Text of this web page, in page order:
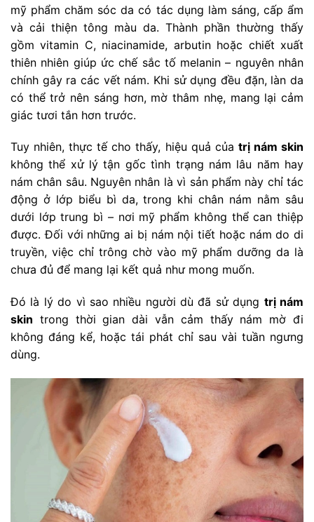
mỹ phẩm chăm sóc da có tác dụng làm sáng, cấp ẩm
và cải thiện tông màu da. Thành phần thường thấy
gồm vitamin C, niacinamide, arbutin hoặc chiết xuất
thiên nhiên giúp ức chế sắc tố melanin – nguyên nhân
chính gây ra các vết nám. Khi sử dụng đều đặn, làn da
có thể trở nên sáng hơn, mờ thâm nhẹ, mang lại cảm
giác tươi tắn hơn trước.
Tuy nhiên, thực tế cho thấy, hiệu quả của trị nám skin
không thể xử lý tận gốc tình trạng nám lâu năm hay
nám chân sâu. Nguyên nhân là vì sản phẩm này chỉ tác
động ở lớp biểu bì da, trong khi chân nám nằm sâu
dưới lớp trung bì – nơi mỹ phẩm không thể can thiệp
được. Đối với những ai bị nám nội tiết hoặc nám do di
truyền, việc chỉ trông chờ vào mỹ phẩm dưỡng da là
chưa đủ để mang lại kết quả như mong muốn.
Đó là lý do vì sao nhiều người dù đã sử dụng trị nám
skin trong thời gian dài vẫn cảm thấy nám mờ đi
không đáng kể, hoặc tái phát chỉ sau vài tuần ngưng
dùng.